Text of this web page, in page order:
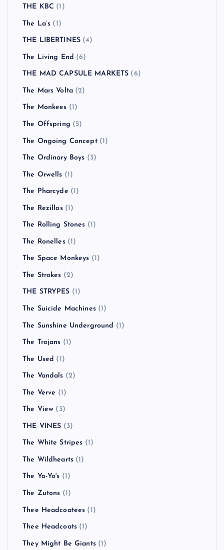
THE KBC (1)
The La’s (1)
THE LIBERTINES (4)
The Living End (6)
THE MAD CAPSULE MARKETS (6)
The Mars Volta (2)
The Monkees (1)
The Offspring (5)
The Ongoing Concept(1)
The Ordinary Boys (3)
The Orwells (1)
The Pharcyde (1)
The Rezillos(1)
The Rolling Stones (1)
The Ronelles(1)
The Space Monkeys (1)
The Strokes (2)
THE STRYPES (1)
The Suicide Machines(1)
The Sunshine Underground (1)
The Trojans (1)
The Used (1)
The Vandals (2)
The Verve (1)
The View (3)
THE VINES (3)
The White Stripes (1)
The Wildhearts (1)
The Yo-Yo's (1)
The Zutons (1)
Thee Headcoatees (1)
Thee Headcoats (1)
They Might Be Giants(1)